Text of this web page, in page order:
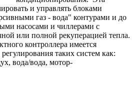
и управлять блоками
газ - вода" контурами и до
насосами и чиллерами с
или полной рекуперацией тепла.
контроллера имеется
таких систем как:
вода/вода, мотор-